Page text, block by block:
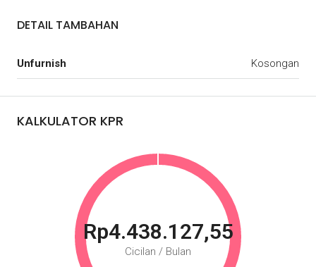
DETAIL TAMBAHAN
Unfurnish Kosongan
KALKULATOR KPR
Rp4.438.127,55
Cicilan / Bulan